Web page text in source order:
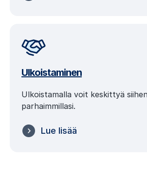
Ulkoistaminen
Ulkoistamalla voit keskittyä
parhaimmillasi.
Lue lisää